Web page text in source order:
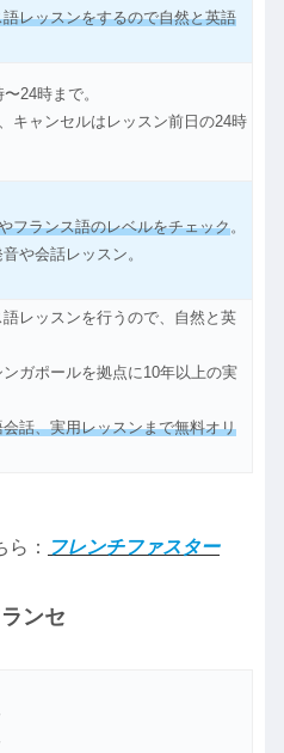
レッスンをするので自然と英語
24時まで。
キャンセルはレッスン前日の24時
フランス語のレベルをチェック。
や会話レッスン。
レッスンを行うので、自然と英
ガポールを拠点に10年以上の実
話、実用レッスンまで無料オリ
： フレンチファスター
ンセ